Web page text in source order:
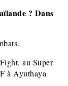
? Dans
au Super
à Ayuthaya